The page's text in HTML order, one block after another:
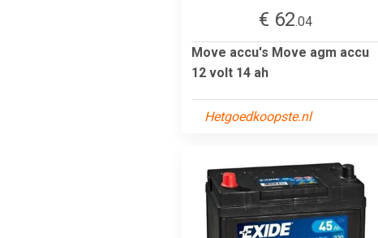
€ 62.04
Move accu's Move agm accu
12 volt 14 ah
Hetgoedkoopste.nl